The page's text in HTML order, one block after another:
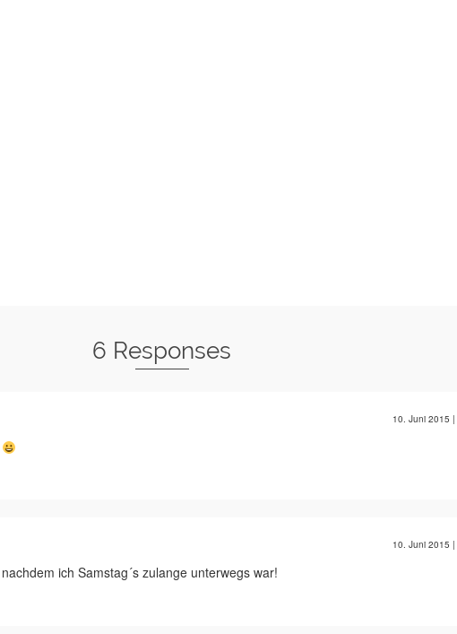
6 Responses
10. Juni 2015 |
10. Juni 2015 |
ich Samstag´s zulange unterwegs war!